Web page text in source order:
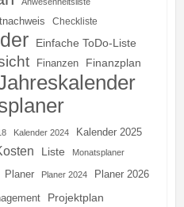
Checkliste
Einfache ToDo-Liste
Finanzen Finanzplan
Kalender 2024 Kalender 2025
Liste Monatsplaner
Planer Planer 2024 Planer 2026
Projektplan